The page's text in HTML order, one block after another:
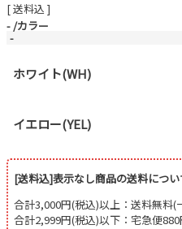
送料込
- カラー
-
ホワイト(WH)
イエロー(YEL)
[送料込]表示なし商品の送料につい
合計3,000円(税込)以上：送料無料(
合計2,999円(税込)以下：宅急便